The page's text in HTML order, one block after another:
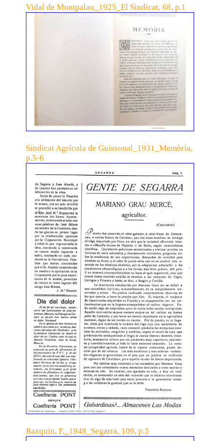
Vidal de Montpalau_1925_El Sindicat, 68, p.1
Sindicat Agrícola de Guissonal_1931_Memòria,
p.5-6
Razquin, F._1948_Segarra, 109, p.5